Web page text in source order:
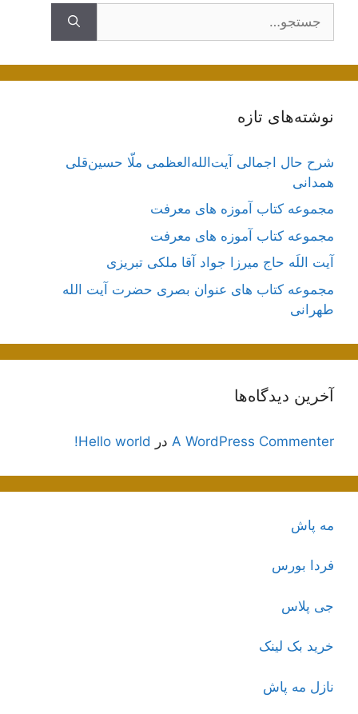
نوشته‌های تازه
شرح حال اجمالی آیت‌الله‌العظمی ملّا حسین‌قلی
همدانی
مجموعه کتاب آموزه های معرفت
مجموعه کتاب آموزه های معرفت
آیت اللَه حاج میرزا جواد آقا ملکی تبریزی
مجموعه کتاب های عنوان بصری حضرت آیت الله
طهرانی
آخرین دیدگاه‌ها
A WordPress Commenter در Hello world!
مه پاش
فردا بورس
جی پلاس
خرید بک لینک
نازل مه پاش